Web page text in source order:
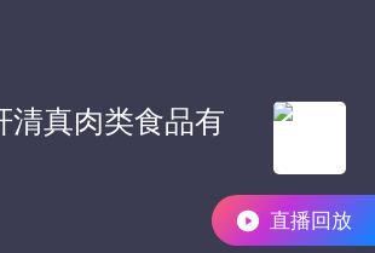
直播回放
清真肉类食品有